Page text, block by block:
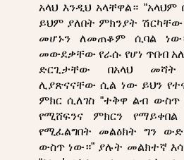
አላህ እንዲህ አላቸዋል። “አላህም
ይህም ያለበት ምክንያት ሽርካቸው
መሆኑን ለመጠቆም ሲባል
መውደቃቸው የራሱ የሆነ ጥበብ
ድርጊታቸው በአላህ መሻት
ሊያጽናናቸው ሲል ነው ይህን
ምክር ሲለገስ “ተቅዋ ልብ ውስጥ
የሚሸፍንና ምክርን
የሚፈልግበት መልዕክት ግን
ውስጥ ነው።” ያሉት መልክተኛ